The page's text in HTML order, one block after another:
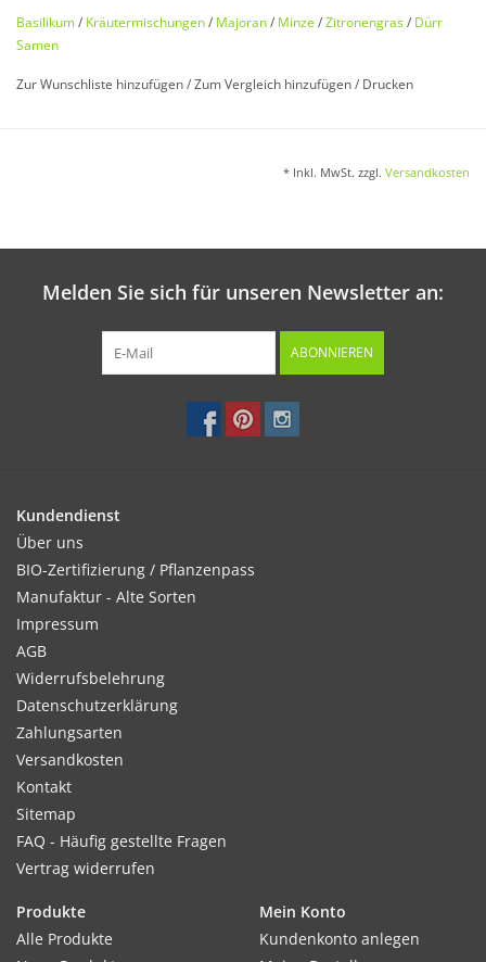
Sortiment besteht aus:
Basilikum/ Kräutermischungen/ Majoran/ Minze /Zitronengras/ Dürr
Samen
Zur Wunschliste hinzufügen/Zum Vergleich hinzufügen/ Drucken
* Inkl. MwSt. zzgl. Versandkosten
Melden Sie sich für unseren Newsletter an:
ABONNIEREN
Kundendienst
Über uns
BIO-Zertifizierung / Pflanzenpass
Manufaktur - Alte Sorten
Impressum
AGB
Widerrufsbelehrung
Datenschutzerklärung
Zahlungsarten
Versandkosten
Kontakt
Sitemap
FAQ - Häufig gestellte Fragen
Vertrag widerrufen
Produkte
Alle Produkte
Mein Konto
Kundenkonto anlegen